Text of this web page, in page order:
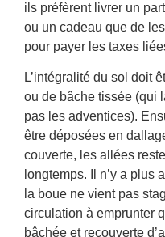
ils préfèrent livrer un
ou un cadeau que de
pour payer les taxes
L’intégralité du sol doit
ou de bâche tissée (qui
pas les adventices).
être déposées en
couverte, les allées
longtemps. Il n’y a plus
la boue ne vient pas
circulation à emprunter
bâchée et recouverte